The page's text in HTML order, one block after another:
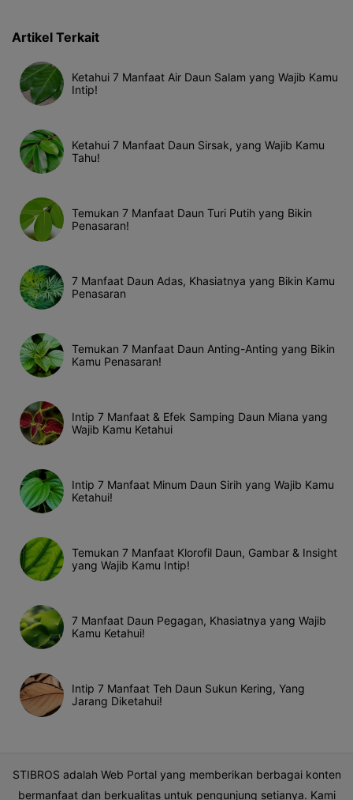
Artikel Terkait
Ketahui 7 Manfaat Air Daun Salam yang Wajib Kamu
Intip!
Ketahui 7 Manfaat Daun Sirsak, yang Wajib Kamu
Tahu!
Temukan 7 Manfaat Daun Turi Putih yang Bikin
Penasaran!
7 Manfaat Daun Adas, Khasiatnya yang Bikin Kamu
Penasaran
Temukan 7 Manfaat Daun Anting-Anting yang Bikin
Kamu Penasaran!
Intip 7 Manfaat & Efek Samping Daun Miana yang
Wajib Kamu Ketahui
Intip 7 Manfaat Minum Daun Sirih yang Wajib Kamu
Ketahui!
Temukan 7 Manfaat Klorofil Daun, Gambar & Insight
yang Wajib Kamu Intip!
7 Manfaat Daun Pegagan, Khasiatnya yang Wajib
Kamu Ketahui!
Intip 7 Manfaat Teh Daun Sukun Kering, Yang
Jarang Diketahui!
STIBROS adalah Web Portal yang memberikan berbagai konten
bermanfaat dan berkualitas untuk pengunjung setianya. Kami